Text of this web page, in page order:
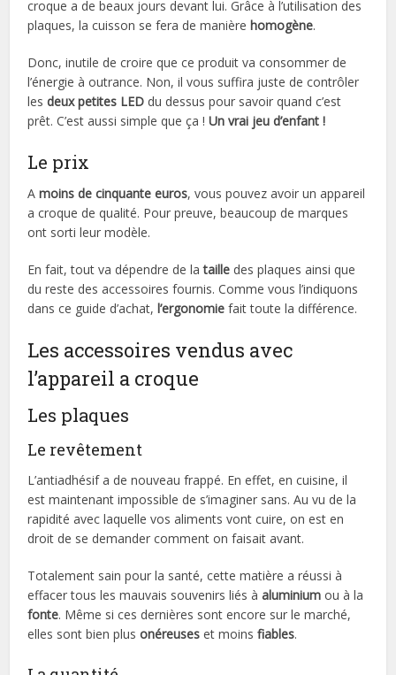
croque a de beaux jours devant lui. Grâce à l’utilisation des
plaques, la cuisson se fera de manièrehomogène.
Donc, inutile de croire que ce produit va consommer de
l’énergie à outrance. Non, il vous suffira juste de contrôler
lesdeux petites LED du dessus pour savoir quand c’est
prêt. C’est aussi simple que ça !Un vrai jeu d’enfant !
Le prix
Amoins de cinquante euros, vous pouvez avoir un appareil
a croque de qualité. Pour preuve, beaucoup de marques
ont sorti leur modèle.
En fait, tout va dépendre de lataille des plaques ainsi que
du reste des accessoires fournis. Comme vous l’indiquons
dans ce guide d’achat,l’ergonomie fait toute la différence.
Les accessoires vendus avec
l’appareil a croque
Les plaques
Le revêtement
L’antiadhésif a de nouveau frappé. En effet, en cuisine, il
est maintenant impossible de s’imaginer sans. Au vu de la
rapidité avec laquelle vos aliments vont cuire, on est en
droit de se demander comment on faisait avant.
Totalement sain pour la santé, cette matière a réussi à
effacer tous les mauvais souvenirs liés àaluminium ou à la
fonte. Même si ces dernières sont encore sur le marché,
elles sont bien plusonéreuses et moinsfiables.